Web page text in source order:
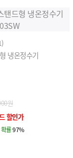
냉온정수기
원
할인가
률97%